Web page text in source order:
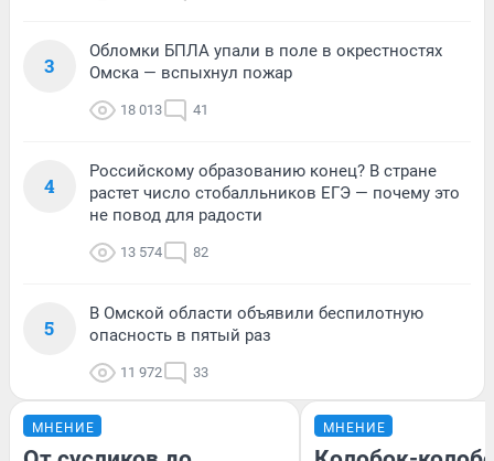
3
Обломки БПЛА упали в поле в окрестностях
Омска — вспыхнул пожар
18 013 41
4
Российскому образованию конец? В стране
растет число стобалльников ЕГЭ — почему это
не повод для радости
13 574 82
5
В Омской области объявили беспилотную
опасность в пятый раз
11 972 33
МНЕНИЕ МНЕНИЕ